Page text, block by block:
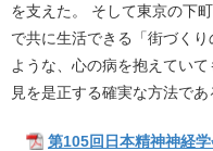
を支えた。 そして東京の下
で共に生活できる「街づく
ような、心の病を抱えてい
見を是正する確実な方法であ
第105回日本精神神経